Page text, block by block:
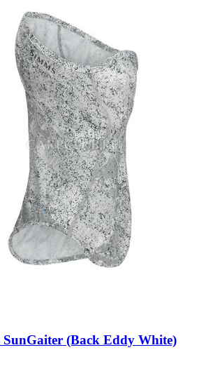
(Back Eddy White)